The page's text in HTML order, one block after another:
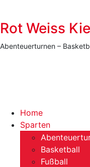
Rot Weiss
Abenteuerturnen –
Menü
Home
Sparten
Basketball
Fußball